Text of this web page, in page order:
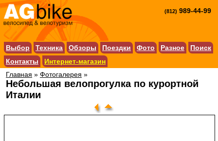
(812) 989-44-99
Выбор Техника Обзоры Поездки Фото Разное
Поиск
Контакты
Интернет-магазин
Главная » Фотогалерея »
Небольшая велопрогулка по курортной
Италии